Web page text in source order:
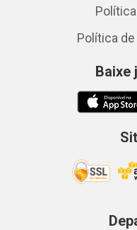
Política
Baixe